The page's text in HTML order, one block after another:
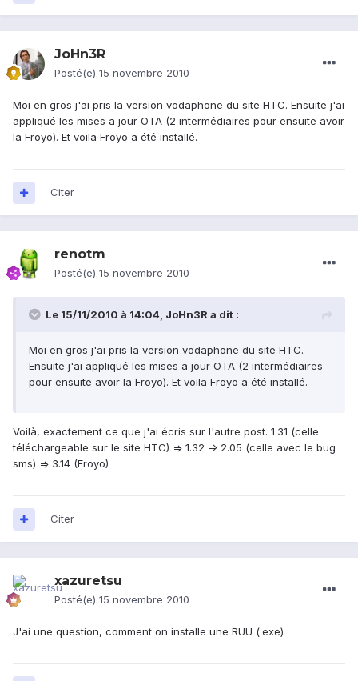
JoHn3R
Posté(e) 15 novembre 2010
Moi en gros j'ai pris la version vodaphone du site HTC. Ensuite j'ai
appliqué les mises a jour OTA (2 intermédiaires pour ensuite avoir
la Froyo). Et voila Froyo a été installé.
Citer
renotm
Posté(e) 15 novembre 2010
Le 15/11/2010 à 14:04, JoHn3R a dit :
Moi en gros j'ai pris la version vodaphone du site HTC.
Ensuite j'ai appliqué les mises a jour OTA (2 intermédiaires
pour ensuite avoir la Froyo). Et voila Froyo a été installé.
Voilà, exactement ce que j'ai écris sur l'autre post. 1.31 (celle
téléchargeable sur le site HTC) => 1.32 => 2.05 (celle avec le bug
sms) => 3.14 (Froyo)
Citer
xazuretsu
Posté(e) 15 novembre 2010
J'ai une question, comment on installe une RUU (.exe)